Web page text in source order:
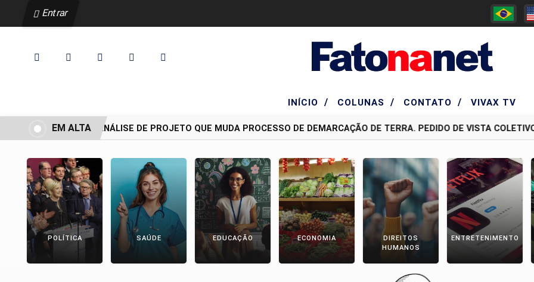
Entrar
INÍCIO / COLUNAS / CONTATO / VIVAX TV
CCJ ADIA ANÁLISE DE PROJETO QUE MUDA PROCESSO DE DEMARCAÇÃO DE TERRA. PEDIDO DE VISTA
EM ALTA
POLÍTICA SAÚDE EDUCAÇÃO ECONOMIA
DIREITOS
HUMANOS
ENTRETENIMENTO